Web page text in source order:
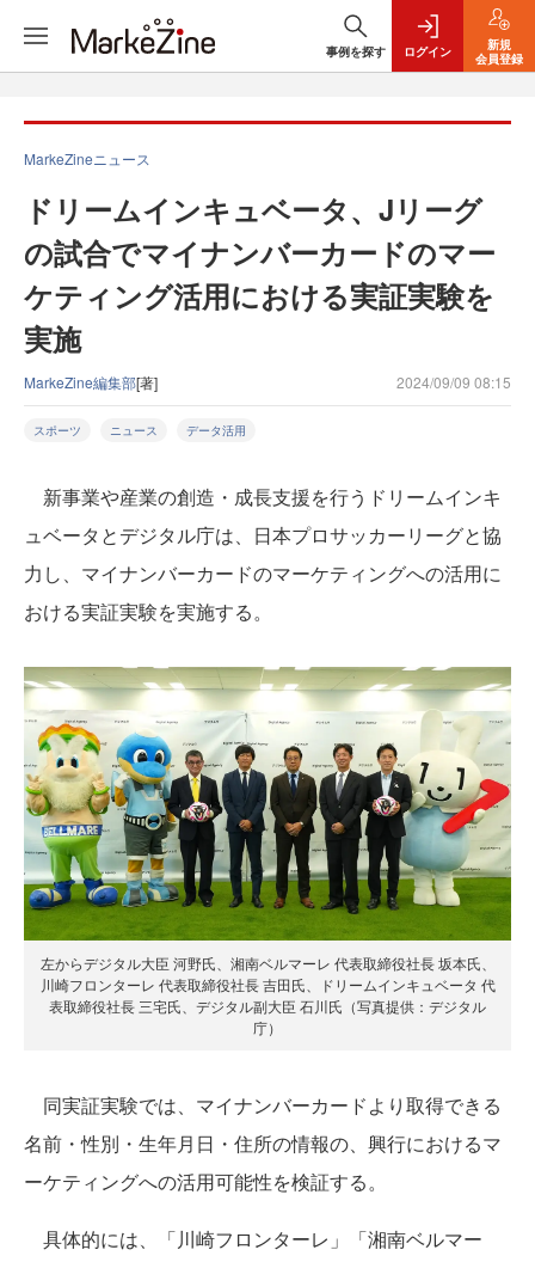
事例を探す ログイン
新規
会員登録
MarkeZineニュース
ドリームインキュベータ、Jリーグ
の試合でマイナンバーカードのマー
ケティング活用における実証実験を
実施
MarkeZine編集部[著] 2024/09/09 08:15
スポーツ ニュース データ活用
新事業や産業の創造・成長支援を行うドリームインキ
ュベータとデジタル庁は、日本プロサッカーリーグと協
力し、マイナンバーカードのマーケティングへの活用に
おける実証実験を実施する。
左からデジタル大臣 河野氏、湘南ベルマーレ 代表取締役社長 坂本氏、
川崎フロンターレ 代表取締役社長 吉田氏、ドリームインキュベータ 代
表取締役社長 三宅氏、デジタル副大臣 石川氏（写真提供：デジタル
庁）
同実証実験では、マイナンバーカードより取得できる
名前・性別・生年月日・住所の情報の、興行におけるマ
ーケティングへの活用可能性を検証する。
具体的には、「川崎フロンターレ」「湘南ベルマー